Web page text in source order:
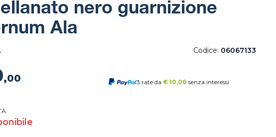
nero guarnizione
Ala
Codice: 06067133
,00 3 rate da € 10,00 senza interessi